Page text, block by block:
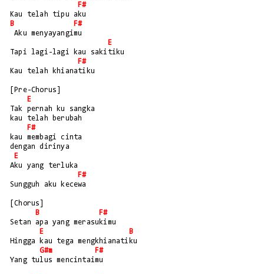
F#
Kau telah tipu aku
B
F#
Aku menyayangimu
E
Tapi lagi-lagi kau sakitiku
F#
Kau telah khianatiku
[Pre-Chorus]
E
Tak pernah ku sangka
kau telah berubah
F#
kau membagi cinta
dengan dirinya
E
Aku yang terluka
F#
Sungguh aku kecewa
[Chorus]
B
F#
Setan apa yang merasukimu
E
B
Hingga kau tega mengkhianatiku
G#m
F#
Yang tulus mencintaimu